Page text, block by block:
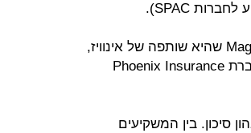
אלה גוייסו בין השאר ממשקיעים כמו Magna International שהיא שותפה של אינוויז,
Antara Capital, אחת המשקיעות הגדולות ב-PIPE, חברת Phoenix Insurance
עד היום 252 מיליון דולר בהון סיכון. בין המשקיעים